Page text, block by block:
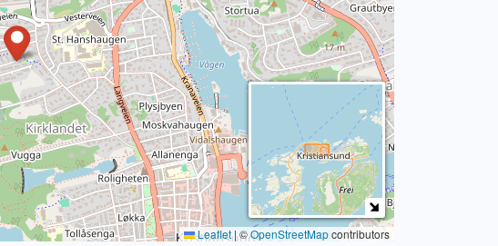
Leaflet |©OpenStreetMapcontributors